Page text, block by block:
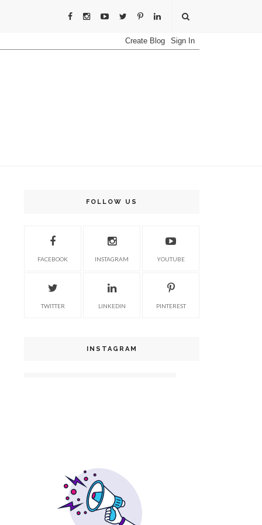
FOLLOW US
FACEBOOK INSTAGRAM YOUTUBE
TWITTER LINKEDIN PINTEREST
INSTAGRAM